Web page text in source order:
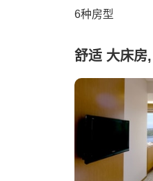
6种房型
舒适 大床房